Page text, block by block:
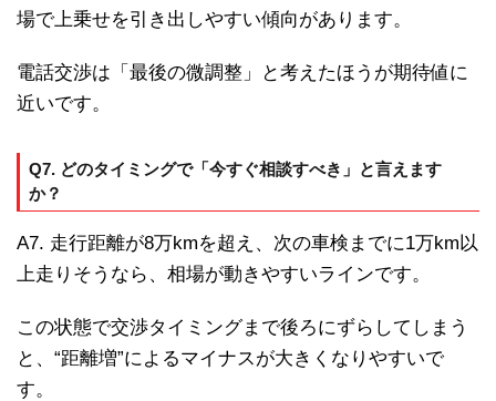
場で上乗せを引き出しやすい傾向があります。
電話交渉は「最後の微調整」と考えたほうが期待値に
近いです。
Q7. どのタイミングで「今すぐ相談すべき」と言えます
か？
A7. 走行距離が8万kmを超え、次の車検までに1万km以
上走りそうなら、相場が動きやすいラインです。
この状態で交渉タイミングまで後ろにずらしてしまう
と、“距離増”によるマイナスが大きくなりやすいで
す。